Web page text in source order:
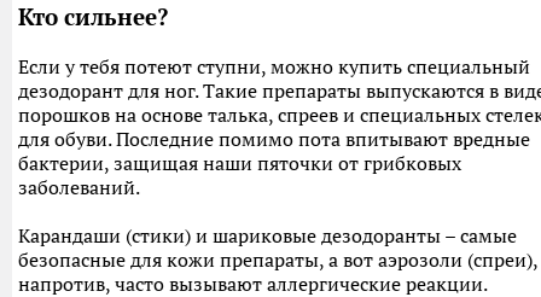
Кто сильнее?
Если у тебя потеют ступни, можно купить специальный
дезодорант для ног. Такие препараты выпускаются в
порошков на основе талька, спреев и специальных
для обуви. Последние помимо пота впитывают вредные
бактерии, защищая наши пяточки от грибковых
заболеваний.
Карандаши (стики) и шариковые дезодоранты – самые
безопасные для кожи препараты, а вот аэрозоли (спреи),
напротив, часто вызывают аллергические реакции.